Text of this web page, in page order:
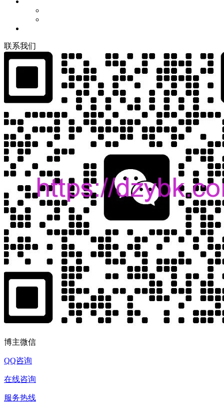
联系我们
博主微信
QQ咨询
在线咨询
服务热线